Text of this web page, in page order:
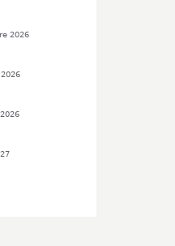
2026